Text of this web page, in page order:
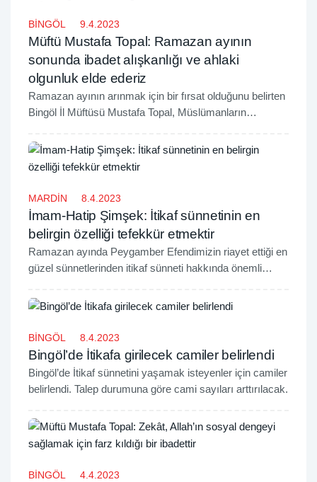
BİNGÖL 9.4.2023
Müftü Mustafa Topal: Ramazan ayının
sonunda ibadet alışkanlığı ve ahlaki
olgunluk elde ederiz
Ramazan ayının arınmak için bir fırsat olduğunu belirten
Bingöl İl Müftüsü Mustafa Topal, Müslümanların
yaptıkları ibadetleri tüm zamana yaymalarını tavsiye etti.
MARDİN 8.4.2023
İmam-Hatip Şimşek: İtikaf sünnetinin en
belirgin özelliği tefekkür etmektir
Ramazan ayında Peygamber Efendimizin riayet ettiği en
güzel sünnetlerinden itikaf sünneti hakkında önemli
itikaf sünnetinin en belirgin özelliğinin tefekkür etmek
BİNGÖL 8.4.2023
Bingöl’de İtikafa girilecek camiler belirlendi
Bingöl’de İtikaf sünnetini yaşamak isteyenler için camiler
belirlendi. Talep durumuna göre cami sayıları arttırılacak.
BİNGÖL 4.4.2023